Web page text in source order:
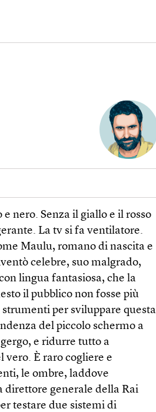
nero. Senza il giallo e il rosso
La tv si fa ventilatore.
Maulu, romano di nascita e
celebre, suo malgrado,
lingua fantasiosa, che la
il pubblico non fosse più
per sviluppare questa
del piccolo schermo a
e ridurre tutto a
vero. È raro cogliere e
le ombre, laddove
direttore generale della Rai
testare due sistemi di